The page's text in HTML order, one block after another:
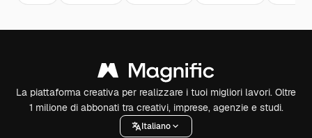
La piattaforma creativa per realizzare i tuoi migliori lavori. Oltre
1 milione di abbonati tra creativi, imprese, agenzie e studi.
Italiano